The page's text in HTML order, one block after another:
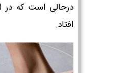
درحالی است که در
افتاد.